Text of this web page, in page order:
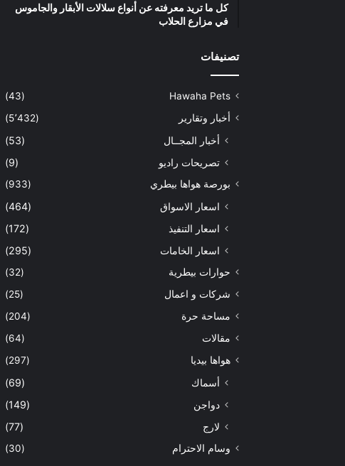
كل ما تريد معرفته عن أنواع سلالات الأبقار والجاموس
في مزارع الحلاب
تصنيفات
Hawaha Pets
(43)
أخبار وتقارير
(5٬432)
أخبار المجــال
(53)
تصريحات راديو
(9)
بورصة هواها بيطري (933)
اسعار الاسواق
(464)
اسعار التنفيذ
(172)
اسعار الخامات
(295)
حوارات بيطرية
(32)
شركات و اعمال
(25)
مساحة حرة
(204)
مقالات
(64)
هواها بيديا
(297)
أسماك
(69)
دواجن
(149)
لارج
(77)
وسام الاحترام (30)